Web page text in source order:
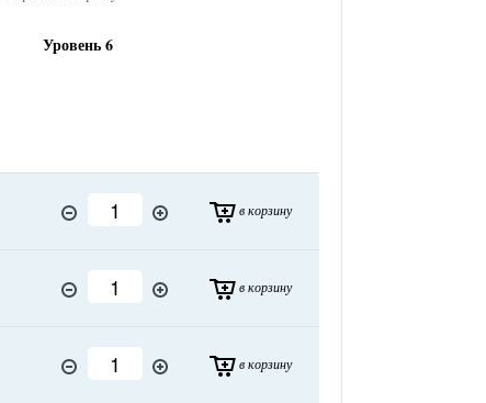
Уровень 6
в корзину
в корзину
в корзину